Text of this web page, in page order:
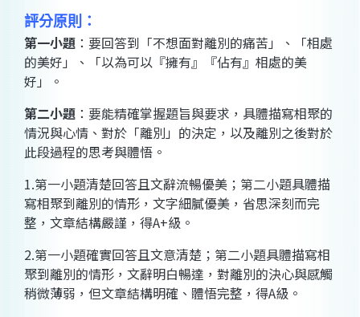
評分原則：
第一小題 ：要回答到「不想面對離別的痛苦」、「相處
的美好」、「以為可以『擁有』『佔有』相處的美
好」。
第二小題 ：要能精確掌握題旨與要求，具體描寫相聚的
情況與心情、對於「離別」的決定，以及離別之後對於
此段過程的思考與體悟。
1.第一小題清楚回答且文辭流暢優美；第二小題具體描
寫相聚到離別的情形，文字細膩優美，省思深刻而完
整，文章結構嚴謹，得A+級。
2.第一小題確實回答且文意清楚；第二小題具體描寫相
聚到離別的情形，文辭明白暢達，對離別的決心與感觸
稍微薄弱，但文章結構明確、體悟完整，得A級。